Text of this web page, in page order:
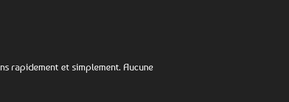
rapidement et simplement. Aucune